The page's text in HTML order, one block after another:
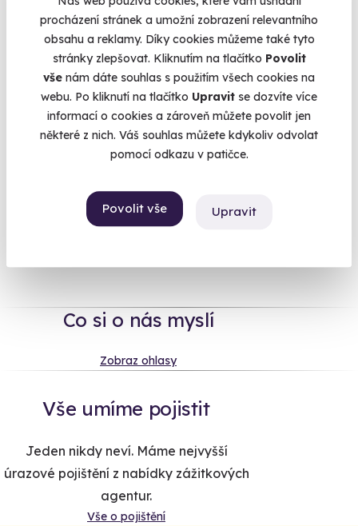
procházení stránek a umožní zobrazení relevantního
obsahu a reklamy. Díky cookies můžeme také tyto
stránky zlepšovat. Kliknutím na tlačítko Povolit
vše nám dáte souhlas s použitím všech cookies na
webu. Po kliknutí na tlačítko Upravit se dozvíte více
informací o cookies a zároveň můžete povolit jen
některé z nich. Váš souhlas můžete kdykoliv odvolat
pomocí odkazu v patičce.
Povolit vše Upravit
s nezapomenutelným okamžikem. Co třebalet balónem
vyhlídkový letnad nějakým romantickým místem? Nechtěli
by si odpočinout od stresu se zařizováním svatby namasáži
nebo vewellnessu? Nebo začít manželský život nějakou
šíleností jako jebungee jumping?Životní zážiteksi žádá
udělat něco významného. Nebojte se nakoupit, I když si
nejste na 100 % jistí, jestli jste vybrali dobře. Novomanželé si
zážitek můžou zdarma vyměnit za jiný, přesně podle jejich
Co si o nás myslí
Zobraz ohlasy
Vše umíme pojistit
Jeden nikdy neví. Máme nejvyšší
úrazové pojištění z nabídky zážitkových
agentur.
Vše o pojištění